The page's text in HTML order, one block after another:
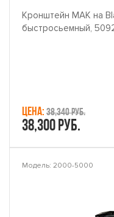
Кронштейн MAK на
быстросьемный,
Цена: 38,340 руб.
38,300 руб.
Модель: 2000-5000